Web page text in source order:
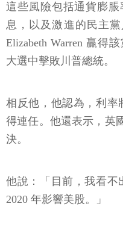
這些風險包括通貨膨
息，以及激進的民主黨
Elizabeth Warren 贏得
大選中擊敗川普總統。
相反他，他認為，利率
得連任。他還表示，英
決。
他說：「目前，我看不
2020 年影響美股。」